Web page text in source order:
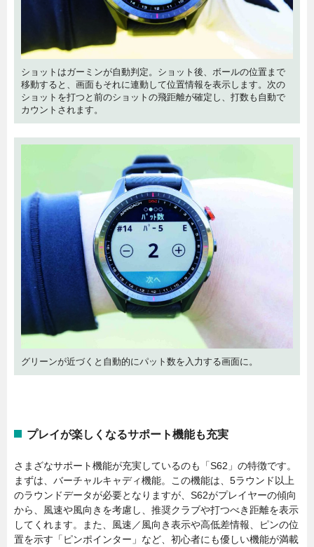
ショットはガーミンが自動判定。ショット後、ボールの位置まで
移動すると、画面もそれに連動して位置情報を表示します。次の
ショットを打つと前のショットの飛距離が確定し、打数も自動で
カウントされます。
グリーンが近づくと自動的にパット数を入力する画面に。
プレイが楽しくなるサポート機能も充実
さまざなサポート機能が充実しているのも「S62」の特徴です。
まずは、バーチャルキャディ機能。この機能は、5ラウンド以上
のラウンドデータが必要となりますが、S62がプレイヤーの傾向
から、風速や風向きを考慮し、推奨クラブや打つべき距離を表示
してくれます。また、風速／風向き表示や高低差情報、ピンの位
置を示す「ピンポインター」など、初心者にも優しい機能が満載